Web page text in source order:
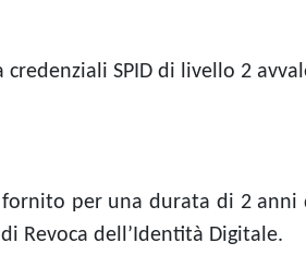
SPID di livello 2
fornito per una durata di 2
Revoca dell’Identità Digitale.